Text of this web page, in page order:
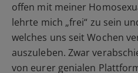
offen mit meiner
lehrte mich „frei“ zu sein
welches uns seit Wochen
auszuleben. Zwar
von eurer genialen